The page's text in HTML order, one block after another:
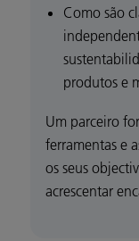
Como são
produtos e
Um parceiro
ferramentas e
os seus
acrescentar